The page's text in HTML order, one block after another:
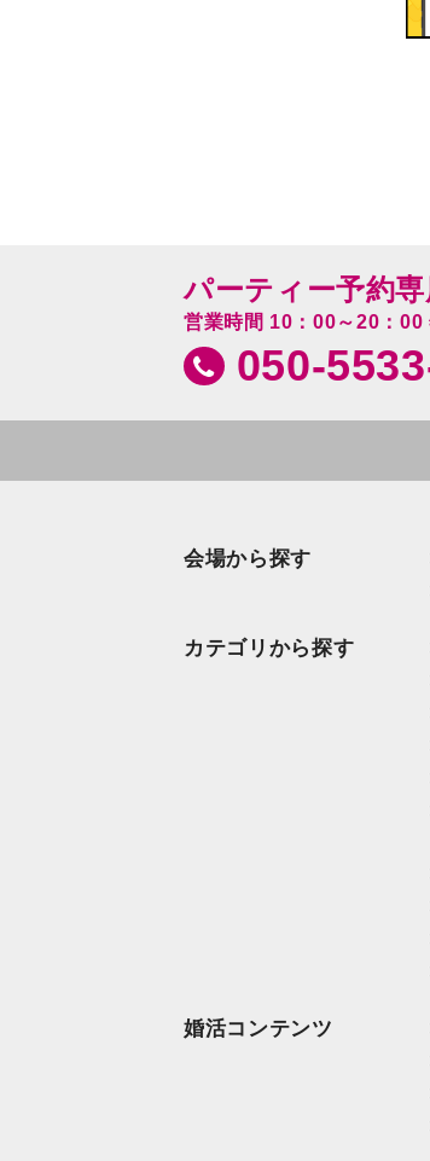
パーティー予約
営業時間 10：00～20：00
050-
会場から探す
カテゴリから探す
婚活コンテンツ